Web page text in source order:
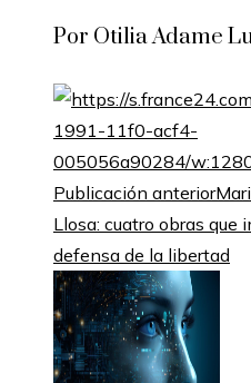
Por Otilia Adame
Publicación anterior
Llosa: cuatro obras que
defensa de la libertad